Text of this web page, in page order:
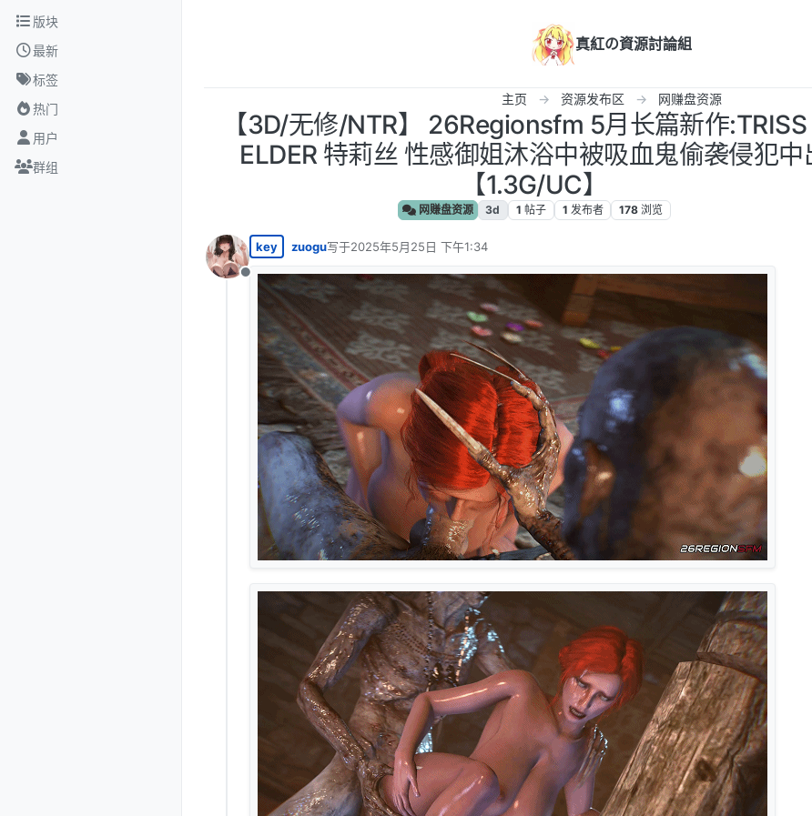
跳转至内容
版块
最新
标签
热门
用户
群组
真紅の資源討論組
主页 资源发布区 网赚盘资源
【3D/无修/NTR】 26Regionsfm 5月长篇新作
ELDER 特莉丝 性感御姐沐浴中被吸血鬼偷袭侵犯中
【1.3G/UC】
网赚盘资源 3d 1 帖子 1 发布者 178 浏览
离线
key zuogu写于2025年5月25日 下午1:34
最后由 编辑